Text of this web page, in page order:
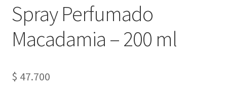
Spray Perfumado
Macadamia – 200 ml
$ 47.700